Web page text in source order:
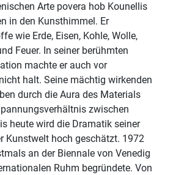
Arte povera hob Kounellis
in den Kunsthimmel. Er
wie Erde, Eisen, Kohle, Wolle,
Feuer. In seiner berühmten
machte er auch vor
halt. Seine mächtig wirkenden
durch die Aura des Materials
zwischen
heute wird die Dramatik seiner
Kunstwelt hoch geschätzt. 1972
an der Biennale von Venedig
Ruhm begründete. Von